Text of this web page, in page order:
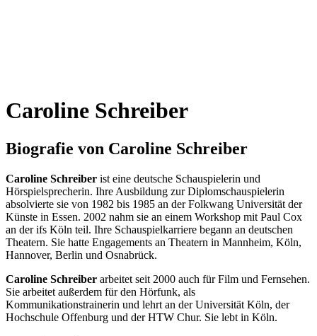
Caroline Schreiber
Biografie von Caroline Schreiber
Caroline Schreiber ist eine deutsche Schauspielerin und
Hörspielsprecherin. Ihre Ausbildung zur Diplomschauspielerin
absolvierte sie von 1982 bis 1985 an der Folkwang Universität der
Künste in Essen. 2002 nahm sie an einem Workshop mit Paul Cox
an der ifs Köln teil. Ihre Schauspielkarriere begann an deutschen
Theatern. Sie hatte Engagements an Theatern in Mannheim, Köln,
Hannover, Berlin und Osnabrück.
Caroline Schreiber arbeitet seit 2000 auch für Film und Fernsehen.
Sie arbeitet außerdem für den Hörfunk, als
Kommunikationstrainerin und lehrt an der Universität Köln, der
Hochschule Offenburg und der HTW Chur. Sie lebt in Köln.